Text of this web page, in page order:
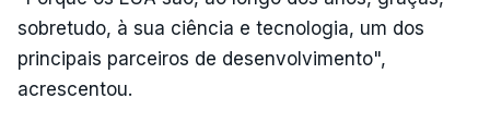
sobretudo, à sua ciência e tecnologia, um dos
principais parceiros de desenvolvimento",
acrescentou.